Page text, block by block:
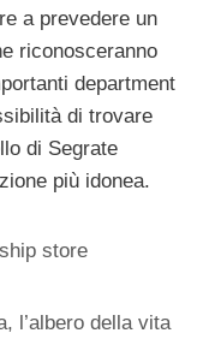
a prevedere un
riconosceranno
department
di trovare
di Segrate
più idonea.
store
l’albero della vita